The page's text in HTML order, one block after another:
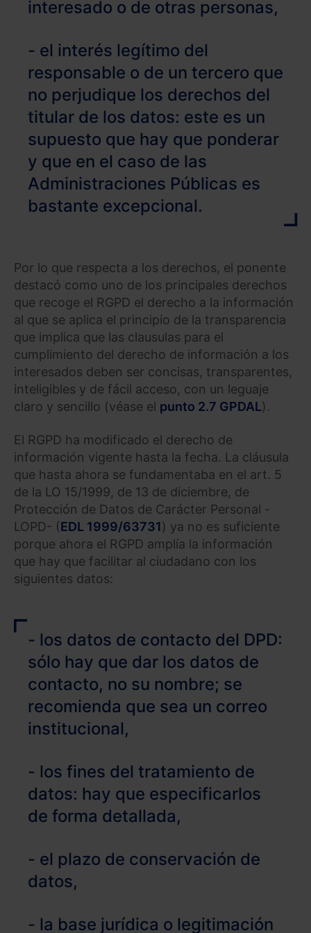
interesado o de otras personas,
- el interés legítimo del
responsable o de un tercero que
no perjudique los derechos del
titular de los datos: este es un
supuesto que hay que ponderar
y que en el caso de las
Administraciones Públicas es
bastante excepcional.
Por lo que respecta a los derechos, el ponente
destacó como uno de los principales derechos
que recoge el RGPD el derecho a la información
al que se aplica el principio de la transparencia
que implica que las clausulas para el
cumplimiento del derecho de información a los
interesados deben ser concisas, transparentes,
inteligibles y de fácil acceso, con un leguaje
claro y sencillo (véase el punto 2.7 GPDAL).
El RGPD ha modificado el derecho de
información vigente hasta la fecha. La cláusula
que hasta ahora se fundamentaba en el art. 5
de la LO 15/1999, de 13 de diciembre, de
Protección de Datos de Carácter Personal -
LOPD- (EDL 1999/63731) ya no es suficiente
porque ahora el RGPD amplía la información
que hay que facilitar al ciudadano con los
siguientes datos:
- los datos de contacto del DPD:
sólo hay que dar los datos de
contacto, no su nombre; se
recomienda que sea un correo
institucional,
- los fines del tratamiento de
datos: hay que especificarlos
de forma detallada,
- el plazo de conservación de
datos,
- la base jurídica o legitimación